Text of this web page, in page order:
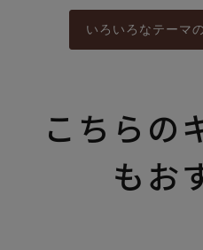
いろいろなテーマ
こちらの
もお